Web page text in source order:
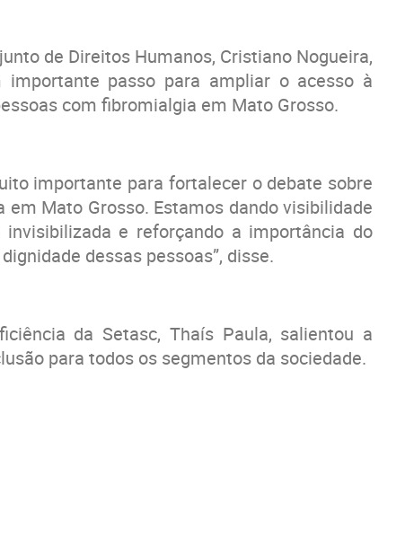
de Direitos Humanos, Cristiano Nogueira,
passo para ampliar o acesso à
com fibromialgia em Mato Grosso.
importante para fortalecer o debate sobre
Mato Grosso. Estamos dando visibilidade
e reforçando a importância do
dessas pessoas”, disse.
da Setasc, Thaís Paula, salientou a
para todos os segmentos da sociedade.